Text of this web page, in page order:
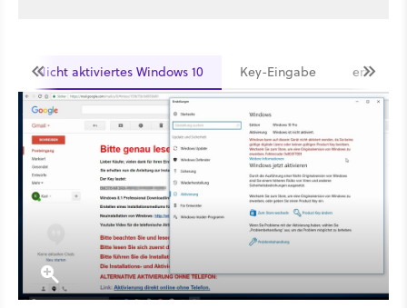
Nicht aktiviertes Windows 10 Key-Eingabe